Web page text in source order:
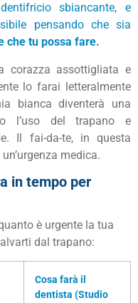
sbiancante, e
pensando che sia
che tu possa fare.
corazza assottigliata e
lo farai letteralmente
bianca diventerà una
l’uso del trapano e
Il fai-da-te, in questa
medica.
in tempo per
è urgente la tua
dal trapano:
Cosa farà il
dentista (Studio